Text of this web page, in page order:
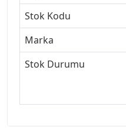
Stok Kodu
Marka
Stok Durumu